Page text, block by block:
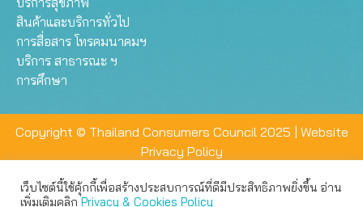
สินค้าและบริการทั่วไป
การสื่อสาร โทรคมนาคมฯ
บริการ สาธารณะ ฯ
การศึกษา
Copyright © Thailand Consumers Council 2025 | Website
Privacy Policy
เว็บไซต์นี้ใช้คุ้กกี้เพื่อสร้างประสบการณ์ที่ดีมีประสิทธิภาพยิ่งขึ้น อ่าน
เพิ่มเติมคลิกPrivacy & Cookies Policy
เว็บไซต์นี้ใช้คุกกี้เพื่อมอบประสบการณ์การใช้งานที่ดีให้แก่ท่าน คุณ